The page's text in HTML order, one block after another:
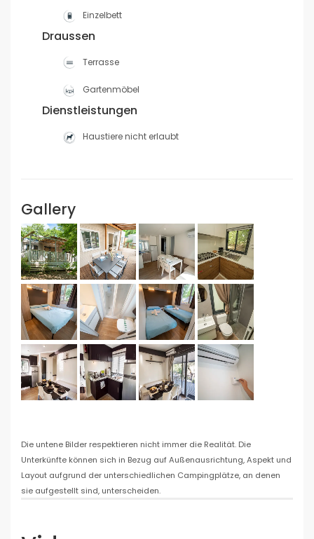
Einzelbett
Draussen
Terrasse
Gartenmöbel
Dienstleistungen
Haustiere nicht erlaubt
Gallery
Die untene Bilder respektieren nicht immer die Realität. Die
Unterkünfte können sich in Bezug auf Außenausrichtung, Aspekt und
Layout aufgrund der unterschiedlichen Campingplätze, an denen
sie aufgestellt sind, unterscheiden.